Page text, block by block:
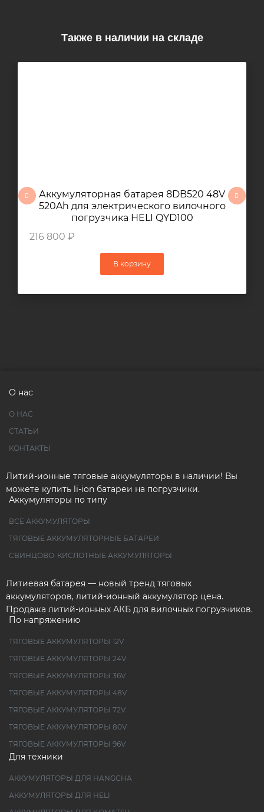
Также в наличии на складе
Аккумуляторная батарея 8DB520 48V
520Ah для электрического вилочного
погрузчика HELI QYD100
216 800 ₽
В корзину
О нас
О НАС
СТАТЬИ
КОНТАКТЫ
Литий-ионные тяговые аккумуляторы в наличии! Вы
можете купить li-ion батареи на погрузчики.
Аккумуляторы по типу
ВСЕ АККУМУЛЯТОРЫ
ТЯГОВЫЕ АККУМУЛЯТОРНЫЕ БАТАРЕИ
СВИНЦОВО-КИСЛОТНЫЕ АККУМУЛЯТОРЫ
Литиевая батарея — новый тренд тяговых
аккумуляторов, литий-ионный аккумулятор цена.
Продажа литий-ионных АКБ для вилочных погрузчиков.
По напряжению
ТЯГОВЫЕ АККУМУЛЯТОРЫ 12V
ТЯГОВЫЕ АККУМУЛЯТОРЫ 24V
ТЯГОВЫЕ АККУМУЛЯТОРЫ 36V
ТЯГОВЫЕ АККУМУЛЯТОРЫ 48V
ТЯГОВЫЕ АККУМУЛЯТОРЫ 72V
ТЯГОВЫЕ АККУМУЛЯТОРЫ 80V
ТЯГОВЫЕ АККУМУЛЯТОРЫ 96V
Для техники
АККУМУЛЯТОРЫ ДЛЯ HANGCHA
АККУМУЛЯТОРЫ ДЛЯ HELI